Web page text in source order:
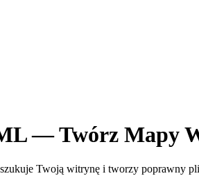
— Twórz Mapy
Twoją witrynę i tworzy poprawny